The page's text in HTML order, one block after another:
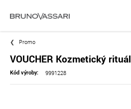
Promo
VOUCHER Kozmetický rituál
Kód výroby: 9991228